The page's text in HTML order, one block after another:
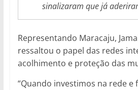
sinalizaram que já
Representando Maracaju,
ressaltou o papel das redes
acolhimento e proteção das
“Quando investimos na rede e